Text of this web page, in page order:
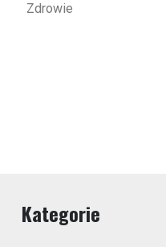
Zdrowie
Kategorie